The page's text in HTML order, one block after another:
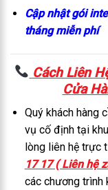
Cập nhật gói
tháng miễn phí
Cách Liên
Cửa
Quý khách hàng
vụ cố định tại
lòng liên hệ trực
17 17 ( Liên hệ
các chương trình